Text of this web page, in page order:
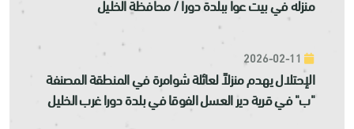
الإحتلال يهدم منزلاً لعائلة شوامرة في المنطقة المصنفة
"ب" في قرية دير العسل الفوقا في بلدة دورا غرب الخليل